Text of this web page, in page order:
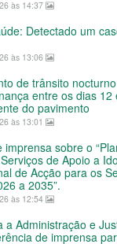
às 14:37
Detectado um
às 13:06
de trânsito
entre os dias 12
do pavimento
às 13:01
imprensa sobre o
de Apoio a
de Acção para os
a 2035”.
às 12:54
a Administração e
de imprensa